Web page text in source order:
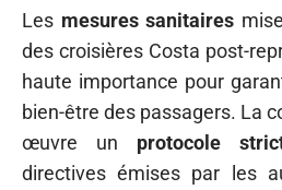
Les mesures sanitaires
des croisières Costa post-
haute importance pour
bien-être des passagers. La
œuvre un protocole
directives émises par les